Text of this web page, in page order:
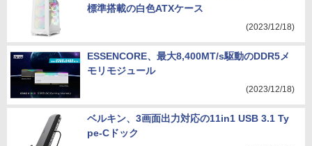
標準搭載の白色ATXケース
(2023/12/18)
ESSENCORE、最大8,400MT/s駆動のDDR5メ
モリモジュール
(2023/12/18)
ベルキン、3画面出力対応の11in1 USB 3.1 Ty
pe-Cドック